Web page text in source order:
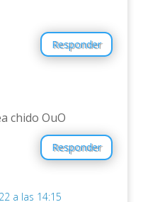
Responder
chido OuO
Responder
a las 14:15